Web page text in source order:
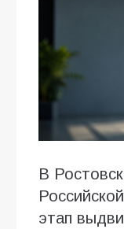
В
этап